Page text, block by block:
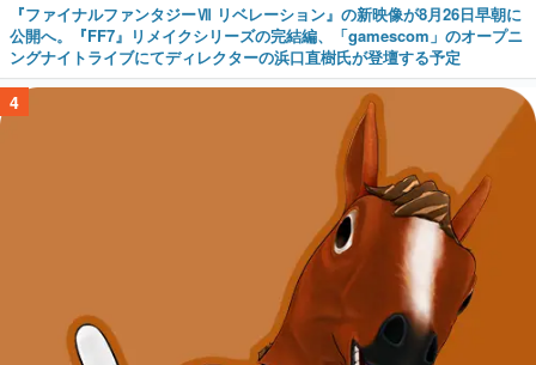
『ファイナルファンタジーⅦ リベレーション』の新映像が8月26日早朝に
公開へ。『FF7』リメイクシリーズの完結編、「gamescom」のオープニ
ングナイトライブにてディレクターの浜口直樹氏が登壇する予定
4